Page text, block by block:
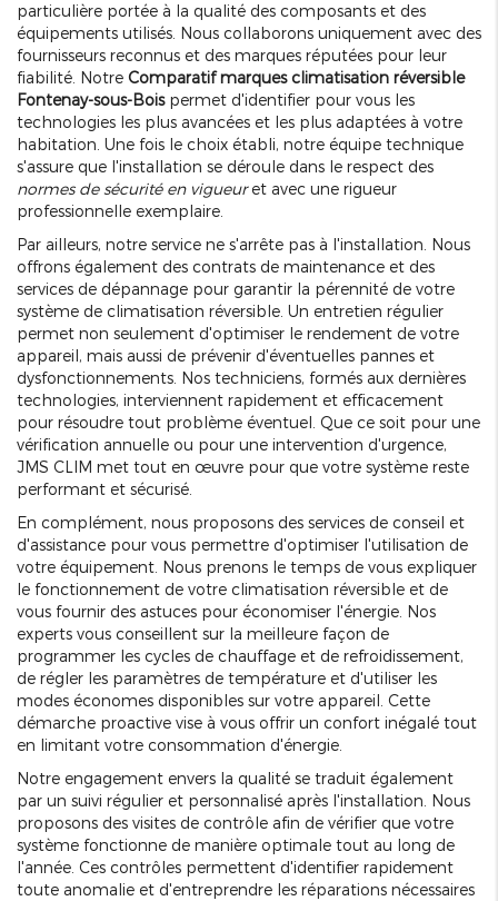
particulière portée à la qualité des composants et des
équipements utilisés. Nous collaborons uniquement avec des
fournisseurs reconnus et des marques réputées pour leur
fiabilité. Notre Comparatif marques climatisation réversible
Fontenay-sous-Boispermet d'identifier pour vous les
technologies les plus avancées et les plus adaptées à votre
habitation. Une fois le choix établi, notre équipe technique
s'assure que l'installation se déroule dans le respect des
normes de sécurité en vigueuret avec une rigueur
professionnelle exemplaire.
Par ailleurs, notre service ne s'arrête pas à l'installation. Nous
offrons également des contrats de maintenance et des
services de dépannage pour garantir la pérennité de votre
système de climatisation réversible. Un entretien régulier
permet non seulement d'optimiser le rendement de votre
appareil, mais aussi de prévenir d'éventuelles pannes et
dysfonctionnements. Nos techniciens, formés aux dernières
technologies, interviennent rapidement et efficacement
pour résoudre tout problème éventuel. Que ce soit pour une
vérification annuelle ou pour une intervention d'urgence,
JMS CLIM met tout en œuvre pour que votre système reste
performant et sécurisé.
En complément, nous proposons des services de conseil et
d'assistance pour vous permettre d'optimiser l'utilisation de
votre équipement. Nous prenons le temps de vous expliquer
le fonctionnement de votre climatisation réversible et de
vous fournir des astuces pour économiser l'énergie. Nos
experts vous conseillent sur la meilleure façon de
programmer les cycles de chauffage et de refroidissement,
de régler les paramètres de température et d'utiliser les
modes économes disponibles sur votre appareil. Cette
démarche proactive vise à vous offrir un confort inégalé tout
en limitant votre consommation d'énergie.
Notre engagement envers la qualité se traduit également
par un suivi régulier et personnalisé après l'installation. Nous
proposons des visites de contrôle afin de vérifier que votre
système fonctionne de manière optimale tout au long de
l'année. Ces contrôles permettent d'identifier rapidement
toute anomalie et d'entreprendre les réparations nécessaires